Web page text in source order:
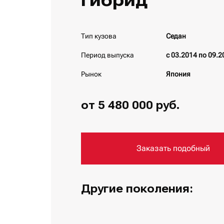
Тип кузова Седан
Период выпуска с 03.2014 по
Рынок Япония
от 5 480 000 руб.
Заказать подобный
Другие поколения: